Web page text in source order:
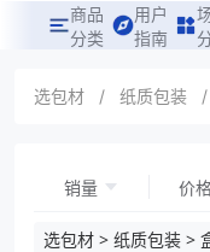
商品
分类
用户
指南
选包材 / 纸质包装 /
销量 价
选包材 > 纸质包装 >